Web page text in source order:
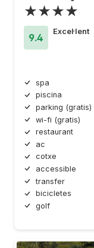
★★★★
9.4
Excel·lent
spa
piscina
parking (gratis)
wi-fi (gratis)
restaurant
ac
cotxe
accessible
transfer
bicicletes
golf